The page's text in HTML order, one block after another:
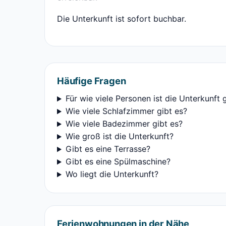
Die Unterkunft ist sofort buchbar.
Häufige Fragen
Für wie viele Personen ist die Unterkunft
Wie viele Schlafzimmer gibt es?
Wie viele Badezimmer gibt es?
Wie groß ist die Unterkunft?
Gibt es eine Terrasse?
Gibt es eine Spülmaschine?
Wo liegt die Unterkunft?
Ferienwohnungen in der Nähe